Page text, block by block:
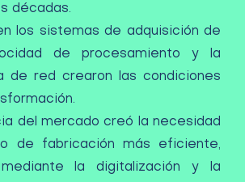
décadas.
los sistemas de adquisición de
de procesamiento y la
de red crearon las condiciones
del mercado creó la necesidad
de fabricación más eficiente,
la digitalización y la